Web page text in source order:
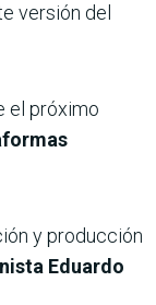
versión del
el próximo
y producción
Eduardo